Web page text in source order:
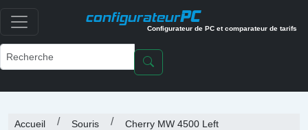
configurateurPC
Configurateur de PC et comparateur de tarifs
Accueil Souris Cherry MW 4500 Left